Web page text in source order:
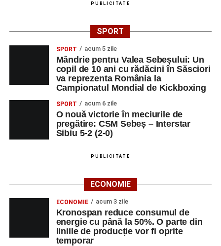
PUBLICITATE
SPORT
SPORT acum 5 zile
Mândrie pentru Valea Sebeșului: Un
copil de 10 ani cu rădăcini în Săsciori
va reprezenta România la
Campionatul Mondial de Kickboxing
SPORT acum 6 zile
O nouă victorie în meciurile de
pregătire: CSM Sebeș – Interstar
Sibiu 5-2 (2-0)
PUBLICITATE
ECONOMIE
ECONOMIE acum 3 zile
Kronospan reduce consumul de
energie cu până la 50%. O parte din
liniile de producție vor fi oprite
temporar